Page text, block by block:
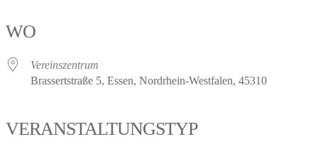
WO
Vereinszentrum
Brassertstraße 5, Essen, Nordrhein-Westfalen, 45310
VERANSTALTUNGSTYP